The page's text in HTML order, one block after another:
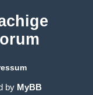
by MyBB